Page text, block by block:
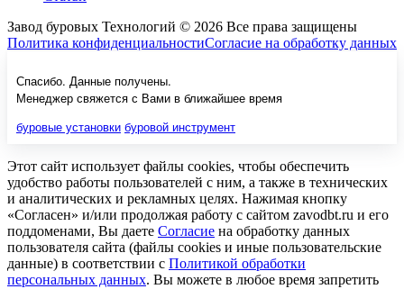
Завод буровых Технологий © 2026 Все права защищены
Политика конфиденциальностиСогласие на обработку данных
Спасибо. Данные получены.
Менеджер свяжется с Вами в ближайшее время
буровые установки буровой инструмент
Этот сайт использует файлы cookies, чтобы обеспечить
удобство работы пользователей с ним, а также в технических
и аналитических и рекламных целях. Нажимая кнопку
«Согласен» и/или продолжая работу с сайтом zavodbt.ru и его
поддоменами, Вы даете Согласие на обработку данных
пользователя сайта (файлы cookies и иные пользовательские
данные) в соответствии с Политикой обработки
персональных данных. Вы можете в любое время запретить